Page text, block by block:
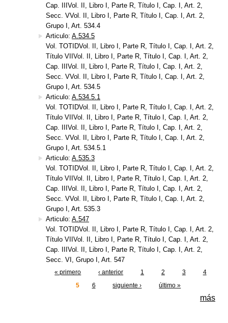
Cap. IIIVol. II, Libro I, Parte R, Título I, Cap. I, Art. 2,
Secc. VVol. II, Libro I, Parte R, Título I, Cap. I, Art. 2,
Grupo I, Art. 534.4
Articulo: A.534.5
Vol. TOTIDVol. II, Libro I, Parte R, Título I, Cap. I, Art. 2,
Título VIIVol. II, Libro I, Parte R, Título I, Cap. I, Art. 2,
Cap. IIIVol. II, Libro I, Parte R, Título I, Cap. I, Art. 2,
Secc. VVol. II, Libro I, Parte R, Título I, Cap. I, Art. 2,
Grupo I, Art. 534.5
Articulo: A.534.5.1
Vol. TOTIDVol. II, Libro I, Parte R, Título I, Cap. I, Art. 2,
Título VIIVol. II, Libro I, Parte R, Título I, Cap. I, Art. 2,
Cap. IIIVol. II, Libro I, Parte R, Título I, Cap. I, Art. 2,
Secc. VVol. II, Libro I, Parte R, Título I, Cap. I, Art. 2,
Grupo I, Art. 534.5.1
Articulo: A.535.3
Vol. TOTIDVol. II, Libro I, Parte R, Título I, Cap. I, Art. 2,
Título VIIVol. II, Libro I, Parte R, Título I, Cap. I, Art. 2,
Cap. IIIVol. II, Libro I, Parte R, Título I, Cap. I, Art. 2,
Secc. VVol. II, Libro I, Parte R, Título I, Cap. I, Art. 2,
Grupo I, Art. 535.3
Articulo: A.547
Vol. TOTIDVol. II, Libro I, Parte R, Título I, Cap. I, Art. 2,
Título VIIVol. II, Libro I, Parte R, Título I, Cap. I, Art. 2,
Cap. IIIVol. II, Libro I, Parte R, Título I, Cap. I, Art. 2,
Secc. VI, Grupo I, Art. 547
« primero ‹ anterior 1 2 3
4
5
6 siguiente › último »
más